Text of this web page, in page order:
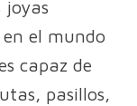
el mundo
capaz de
pasillos,